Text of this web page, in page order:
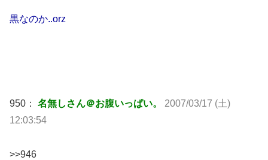
黒なのか..orz
950： 名無しさん＠お腹いっぱい。 2007/03/17 (土)
12:03:54
>>946